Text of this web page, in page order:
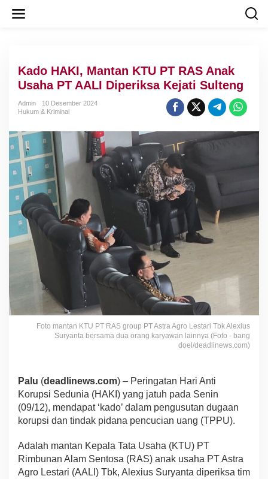
Kado HAKI, Mantan KTU PT RAS Anak
Usaha PT AALI Diperiksa Kejati Sulteng
Admin
10 Desember 2024
Hukum & Kriminal
Foto mantan KTU PT RAS group PT Astra Agro Lestari Tbk Alexius
Suryanta bersama dua orang karyawan lainnya (Foto - bang
doel/deadlinews.com)
Palu (deadlinews.com) – Peringatan Hari Anti
Korupsi Sedunia (HAKI) yang jatuh pada Senin
(09/12), mendapat ‘kado’ dalam pengusutan dugaan
korupsi dan tindak pidana pencucian uang (TPPU).
Adalah mantan Kepala Tata Usaha (KTU) PT
Rimbunan Alam Sentosa (RAS) anak usaha PT Astra
Agro Lestari (AALI) Tbk, Alexius Suryanta diperiksa tim